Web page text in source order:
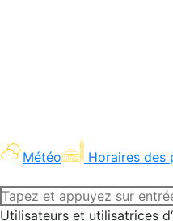
Météo Horaires des
Recherche
:Utilisateurs et utilisatrices